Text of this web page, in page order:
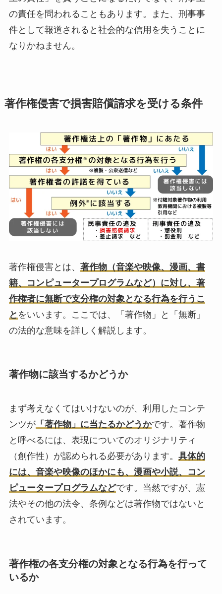
の責任を問われることもあります。また、刑事事
件として報道されると社会的な信用を失うことに
なりかねません。
著作権侵害で損害賠償請求を受ける条件
著作権侵害とは、 著作物（音楽や映像、漫画、書
籍、コンピュータープログラムなど）に対し、著
作権者に無断で支分権の対象となる行為を行うこ
と をいいます。ここでは、「著作物」と「無断」
の法的な意味を詳しく解説します。
著作物に該当するかどうか
まず考えなくてはいけないのが、利用したコンテ
ンツが「著作物」に当たるかどうかです。著作物
と呼べるには、表現についてのオリジナリティ
（創作性）が認められる必要があります。 具体的
には、音楽や映像のほかにも、漫画や小説、コン
ピュータープログラムなどです。当然ですが、憲
法やその他の法令、条例などは著作物ではないと
されています。
著作権の各支分権の対象となる行為を行って
いるか